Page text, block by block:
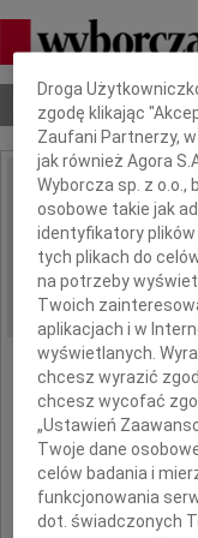
Nekrologi Odeszli
IMIĘ I NAZWISKO:
REGION:
DATA EMISJI:
Dbamy o Twoją
Droga
zgodę klikając
Zaufani Partnerzy,
jak również Agora
Wyborcza sp. z
osobowe takie jak
identyfikatory
tych plikach do
na potrzeby
Twoich
aplikacjach i w
wyświetlanych.
chcesz wyrazić
chcesz wycofać
„Ustawień
Twoje dane
celów badania i
funkcjonowania
dot. świadczonych